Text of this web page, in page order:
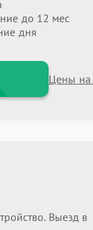
до 12 мес
дня
Цены на
Выезд в